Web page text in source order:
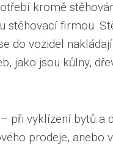
kromě
stěhovací firmou.
do vozidel
jako jsou kůlny,
– při vyklízení bytů a
prodeje, anebo